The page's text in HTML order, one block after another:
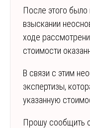
После этого было
взыскании
ходе
стоимости
В связи с этим
экспертизы,
указанную
Прошу сообщить